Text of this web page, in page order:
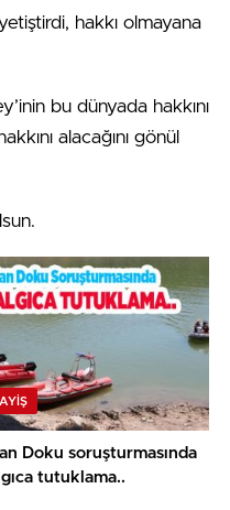
hakkı olmayana
bu dünyada hakkını
alacağını gönül
Doku soruşturmasında
tutuklama..